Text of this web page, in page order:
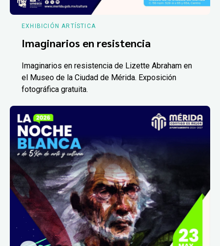
EXHIBICIÓN ARTÍSTICA
Imaginarios en resistencia
Imaginarios en resistencia de Lizette Abraham en
el Museo de la Ciudad de Mérida. Exposición
fotográfica gratuita.